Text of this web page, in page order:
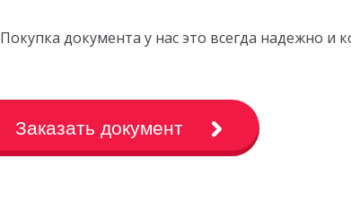
Покупка документа у нас это всегда надежно и
Заказать документ